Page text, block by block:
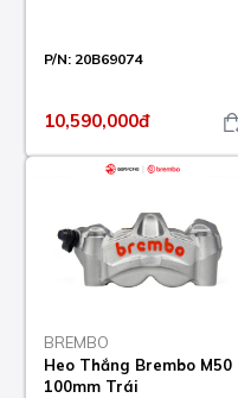
P/N: 20B69074
10,590,000đ
BREMBO
Heo Thắng Brembo M50
100mm Trái